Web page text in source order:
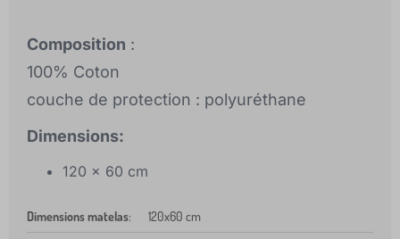
Composition :
100% Coton
couche de protection : polyuréthane
Dimensions:
120 x 60 cm
Dimensions matelas: 120x60 cm